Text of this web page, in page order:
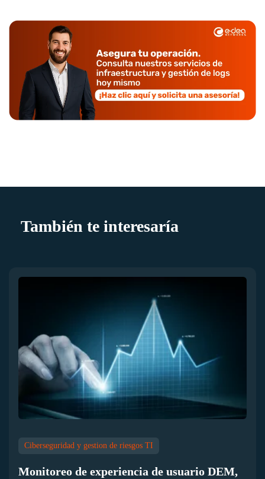
También te interesaría
Ciberseguridad y gestion de riesgos TI
Monitoreo de experiencia de usuario DEM,